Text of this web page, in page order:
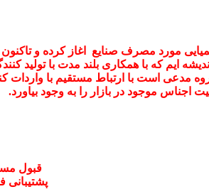
مورد مصرف صنایع اغاز کرده و
ایم که با همکاری بلند مدت با تولید
مدعی است با ارتباط مستقیم با واردات
موجود در بازار را به وجود بیاورد.
قبول
پشتیبانی